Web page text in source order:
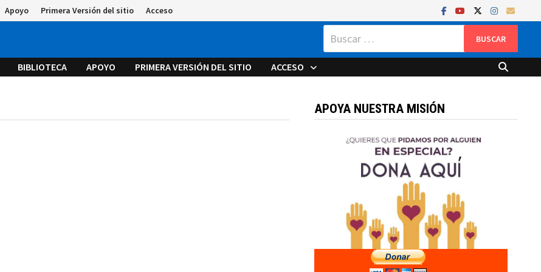
Apoyo Primera Versión del sitio Acceso
Buscar:
BIBLIOTECA APOYO PRIMERA VERSIÓN DEL SITIO ACCESO
APOYA NUESTRA MISIÓN